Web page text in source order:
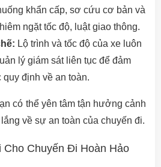
khẩn cấp, sơ cứu cơ bản và
ngặt tốc độ, luật giao thông.
Lộ trình và tốc độ của xe luôn
lý giám sát liên tục để đảm
quy định về an toàn.
có thể yên tâm tận hưởng cảnh
về sự an toàn của chuyến đi.
Cho Chuyến Đi Hoàn Hảo